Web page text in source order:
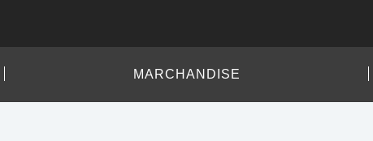
MARCHANDISE